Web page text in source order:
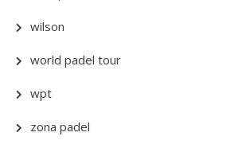
wilson
world padel tour
wpt
zona padel